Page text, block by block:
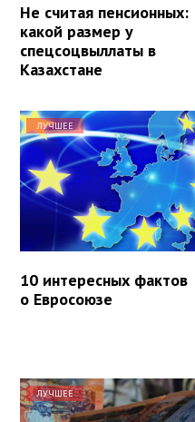
Не считая пенсионных:
какой размер у
спецсоцвыллаты в
Казахстане
ЛУЧШЕЕ
10 интересных фактов
о Евросоюзе
ЛУЧШЕЕ